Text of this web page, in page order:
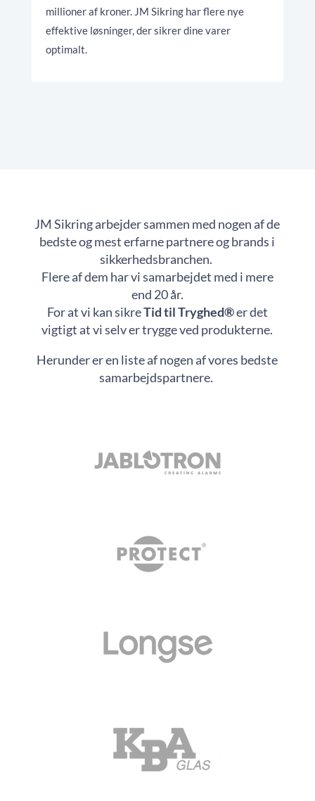
millioner af kroner. JM Sikring har flere nye
effektive løsninger, der sikrer dine varer
optimalt.
JM Sikring arbejder sammen med nogen af de
bedste og mest erfarne partnere og brands i
sikkerhedsbranchen.
Flere af dem har vi samarbejdet med i mere
end 20 år.
For at vi kan sikreTid til Tryghed®er det
vigtigt at vi selv er trygge ved produkterne.
Herunder er en liste af nogen af vores bedste
samarbejdspartnere.